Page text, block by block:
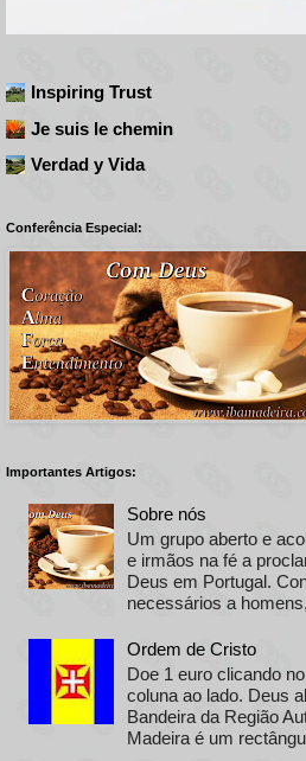
Inspiring Trust
Je suis le chemin
Verdad y Vida
Conferência Especial:
Importantes Artigos:
Sobre nós
Um grupo aberto e
e irmãos na fé a
Deus em Portugal.
necessários a
Ordem de Cristo
Doe 1 euro clicando
coluna ao lado. Deus
Bandeira da Região
Madeira é um